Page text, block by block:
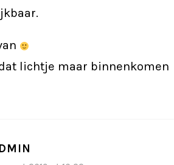
lichtje maar binnenkomen